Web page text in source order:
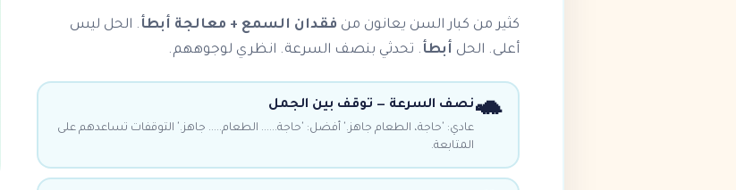
كثير من كبار السن يعانون من فقدان السمع + معالجة أبطأ . الحل ليس
أعلى. الحل أبطأ . تحدثي بنصف السرعة. انظري لوجوههم.
🐢نصف السرعة — توقف بين الجمل
عادي: 'حاجة، الطعام جاهز.' أفضل: 'حاجة...... الطعام..... جاهز.' التوقفات تساعدهم على
المتابعة.